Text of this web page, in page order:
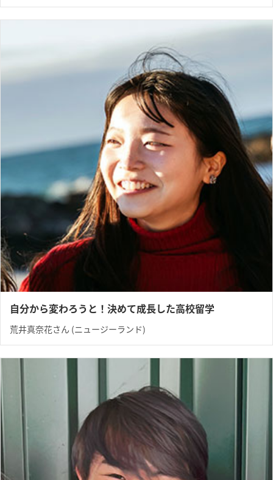
自分から変わろうと！決めて成長した高校留学
荒井真奈花さん (ニュージーランド)